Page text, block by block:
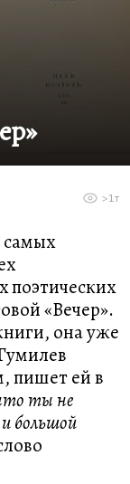
>1т
самых
поэтических
«Вечер».
она уже
пишет ей в
ты не
большой